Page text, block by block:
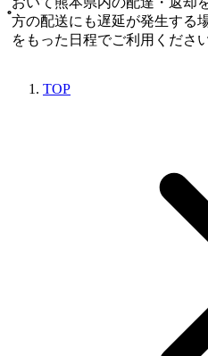
方の配送にも遅延が発生する
をもった日程でご利用ください
TOP